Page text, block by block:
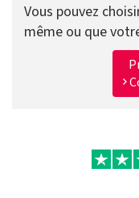
Vous pouvez
même ou que